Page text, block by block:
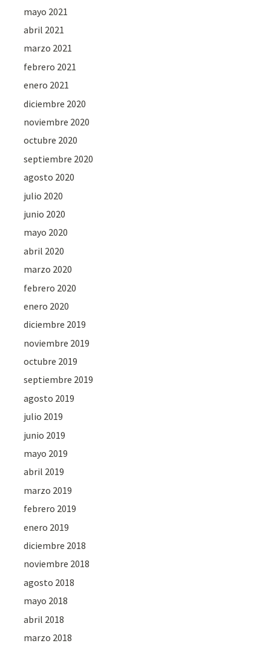
mayo 2021
abril 2021
marzo 2021
febrero 2021
enero 2021
diciembre 2020
noviembre 2020
octubre 2020
septiembre 2020
agosto 2020
julio 2020
junio 2020
mayo 2020
abril 2020
marzo 2020
febrero 2020
enero 2020
diciembre 2019
noviembre 2019
octubre 2019
septiembre 2019
agosto 2019
julio 2019
junio 2019
mayo 2019
abril 2019
marzo 2019
febrero 2019
enero 2019
diciembre 2018
noviembre 2018
agosto 2018
mayo 2018
abril 2018
marzo 2018